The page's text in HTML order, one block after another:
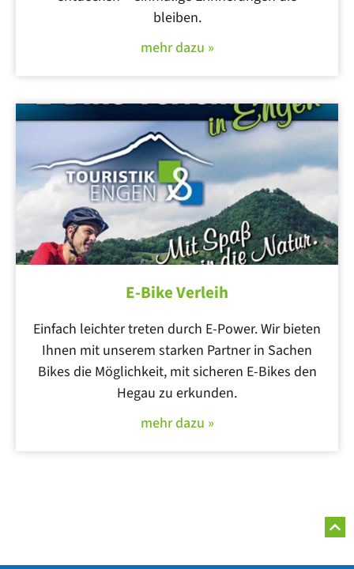
bleiben.
mehr dazu »
E-Bike Verleih
Einfach leichter treten durch E-Power. Wir bieten
Ihnen mit unserem starken Partner in Sachen
Bikes die Möglichkeit, mit sicheren E-Bikes den
Hegau zu erkunden.
mehr dazu »